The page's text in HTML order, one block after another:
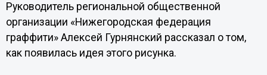
Руководитель региональной общественной
организации «Нижегородская федерация
граффити» Алексей Гурнянский рассказал о том,
как появилась идея этого рисунка.